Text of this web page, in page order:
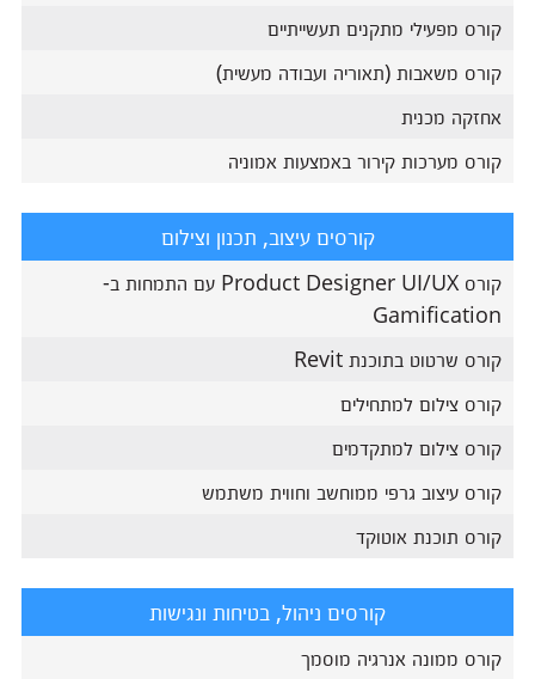
קורס מפעילי מתקנים תעשייתיים
קורס משאבות (תאוריה ועבודה מעשית)
אחזקה מכנית
קורס מערכות קירור באמצעות אמוניה
קורסים עיצוב, תכנון וצילום
קורס Product Designer UI/UX עם התמחות ב-
Gamification
קורס שרטוט בתוכנת Revit
קורס צילום למתחילים
קורס צילום למתקדמים
קורס עיצוב גרפי ממוחשב וחווית משתמש
קורס תוכנת אוטוקד
קורסים ניהול, בטיחות ונגישות
קורס ממונה אנרגיה מוסמך